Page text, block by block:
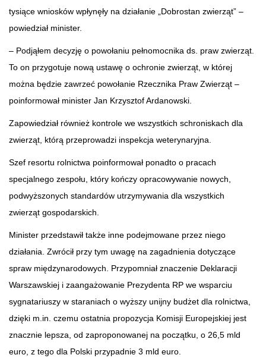
tysiące wniosków wpłynęły na działanie „Dobrostan zwierząt” –
powiedział minister.
– Podjąłem decyzję o powołaniu pełnomocnika ds. praw zwierząt.
To on przygotuje nową ustawę o ochronie zwierząt, w której
można będzie zawrzeć powołanie Rzecznika Praw Zwierząt –
poinformował minister Jan Krzysztof Ardanowski.
Zapowiedział również kontrole we wszystkich schroniskach dla
zwierząt, którą przeprowadzi inspekcja weterynaryjna.
Szef resortu rolnictwa poinformował ponadto o pracach
specjalnego zespołu, który kończy opracowywanie nowych,
podwyższonych standardów utrzymywania dla wszystkich
zwierząt gospodarskich.
Minister przedstawił także inne podejmowane przez niego
działania. Zwrócił przy tym uwagę na zagadnienia dotyczące
spraw międzynarodowych. Przypomniał znaczenie Deklaracji
Warszawskiej i zaangażowanie Prezydenta RP we wsparciu
sygnatariuszy w staraniach o wyższy unijny budżet dla rolnictwa,
dzięki m.in. czemu ostatnia propozycja Komisji Europejskiej jest
znacznie lepsza, od zaproponowanej na początku, o 26,5 mld
euro, z tego dla Polski przypadnie 3 mld euro.